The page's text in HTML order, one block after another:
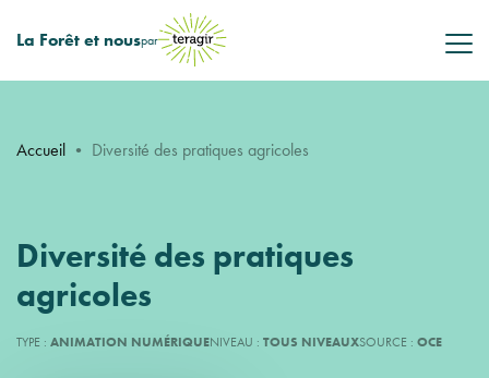
La Forêt et nouspar
Accueil • Diversité des pratiques agricoles
Diversité des pratiques
agricoles
TYPE : ANIMATION NUMÉRIQUENIVEAU : TOUS NIVEAUXSOURCE : OCE